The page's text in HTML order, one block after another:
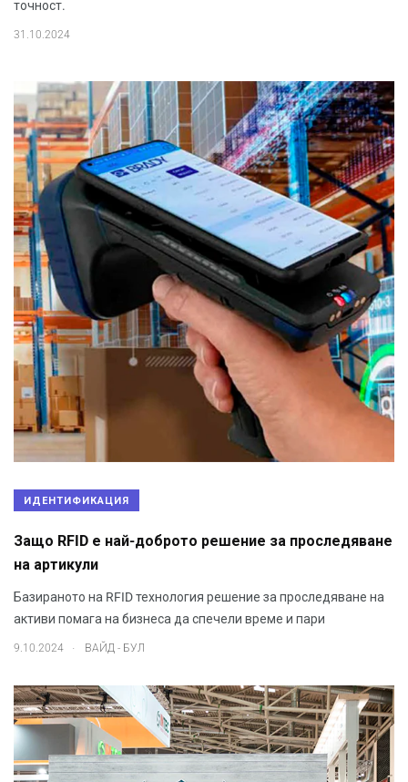
точност.
31.10.2024
ИДЕНТИФИКАЦИЯ
Защо RFID е най-доброто решение за проследяване
на артикули
Базираното на RFID технология решение за проследяване на
активи помага на бизнеса да спечели време и пари
9.10.2024 . ВАЙД - БУЛ